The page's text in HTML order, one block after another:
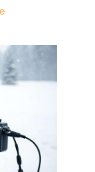
partie de la
randonnée
chaque prise de
nette, stable et
📩 Tous les
le service client :
c'est qu'elle est
ce dont vous
commencer.
un Action
et des
Camlance